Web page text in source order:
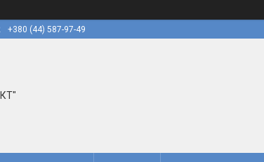
+380 (44) 587-97-49